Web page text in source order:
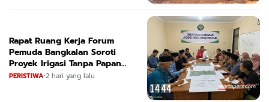
Rapat Ruang Kerja Forum
Pemuda Bangkalan Soroti
Proyek Irigasi Tanpa Papan
Nama
PERISTIWA•2 hari yang lalu